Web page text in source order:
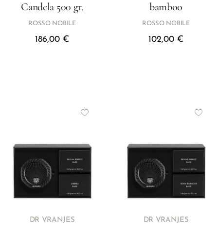
Candela 500 gr.
ROSSO NOBILE
186,00 €
bamboo
ROSSO NOBILE
102,00 €
DR VRANJES DR VRANJES